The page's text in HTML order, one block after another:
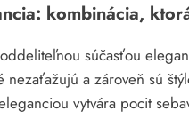
kombinácia,
súčasťou
nezaťažujú a zároveň sú
vytvára pocit